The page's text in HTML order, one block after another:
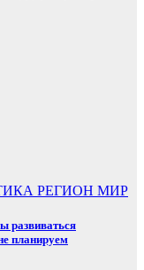
РЕГИОН МИР
развиваться
планируем